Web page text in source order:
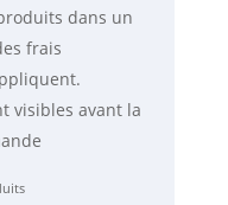
dans un
frais
visibles avant la